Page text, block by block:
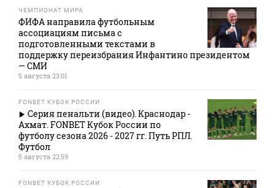
ЧЕМПИОНАТ МИРА
ФИФА направила футбольным
ассоциациям письма с
подготовленными текстами в
поддержку переизбрания Инфантино президентом
— СМИ
5 августа 23:01
FONBET КУБОК РОССИИ
Серия пенальти (видео). Краснодар -
Ахмат. FONBET Кубок России по
футболу сезона 2026 - 2027 гг. Путь РПЛ.
Футбол
5 августа 22:59
FONBET КУБОК РОССИИ